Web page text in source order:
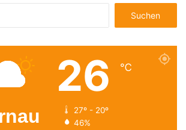
nach:
26 ℃
27º - 20º
46%